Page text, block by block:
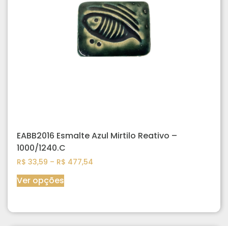
EABB2016 Esmalte Azul Mirtilo Reativo –
1000/1240.C
R$ 33,59 – R$ 477,54
Ver opções